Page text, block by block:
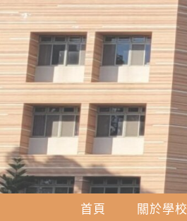
跳
轉
至
主
要
內
容
首頁 關於學校